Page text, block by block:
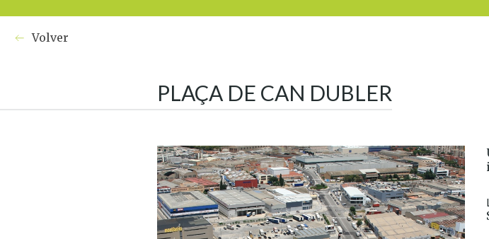
Volver
PLAÇA DE CAN DUBLER